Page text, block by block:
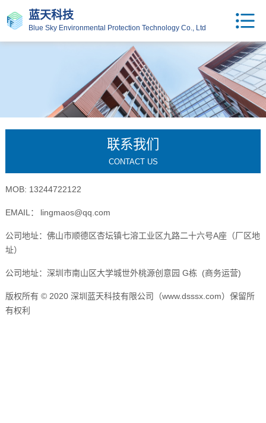
蓝天科技
Blue Sky Environmental Protection Technology Co., Ltd
联系我们
CONTACT US
MOB: 13244722122
EMAIL： lingmaos@qq.com
公司地址：佛山市顺德区杏坛镇七溶工业区九路二十六号A座（厂区地
址）
公司地址：深圳市南山区大学城世外桃源创意园 G栋 (商务运营)
版权所有 © 2020 深圳蓝天科技有限公司（www.dsssx.com）保留所
有权利